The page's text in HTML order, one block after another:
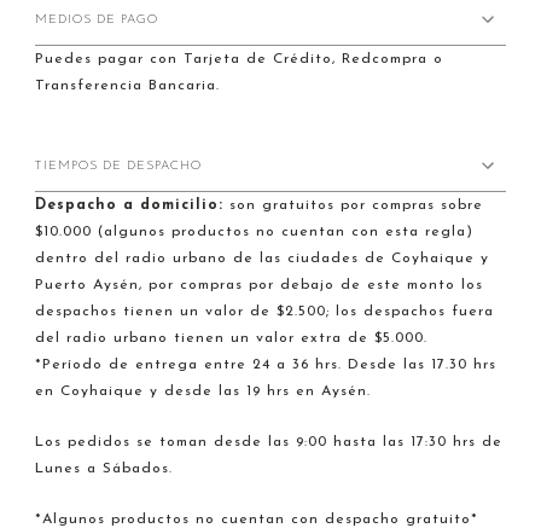
MEDIOS DE PAGO
Puedes pagar con Tarjeta de Crédito, Redcompra o
Transferencia Bancaria.
TIEMPOS DE DESPACHO
Despacho a domicilio: son gratuitos por compras sobre
$10.000 (algunos productos no cuentan con esta regla)
dentro del radio urbano de las ciudades de Coyhaique y
Puerto Aysén, por compras por debajo de este monto los
despachos tienen un valor de $2.500; los despachos fuera
del radio urbano tienen un valor extra de $5.000.
*Período de entrega entre 24 a 36 hrs. Desde las 17.30 hrs
en Coyhaique y desde las 19 hrs en Aysén.
Los pedidos se toman desde las 9:00 hasta las 17:30 hrs de
Lunes a Sábados.
*Algunos productos no cuentan con despacho gratuito*